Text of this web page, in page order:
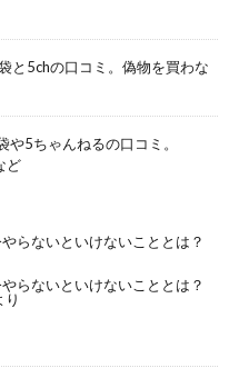
と5chの口コミ。偽物を買わな
5ちゃんねるの口コミ。
ど
らないといけないこととは？
らないといけないこととは？
り